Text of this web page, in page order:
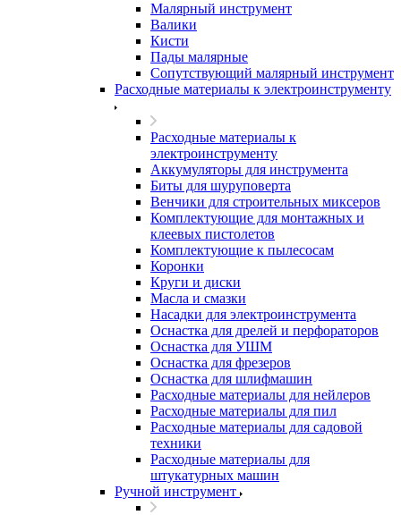
Малярный инструмент
Валики
Кисти
Пады малярные
Сопутствующий малярный инструмент
Расходные материалы к электроинструменту
Расходные материалы к
электроинструменту
Аккумуляторы для инструмента
Биты для шуруповерта
Венчики для строительных миксеров
Комплектующие для монтажных и
клеевых пистолетов
Комплектующие к пылесосам
Коронки
Круги и диски
Масла и смазки
Насадки для электроинструмента
Оснастка для дрелей и перфораторов
Оснастка для УШМ
Оснастка для фрезеров
Оснастка для шлифмашин
Расходные материалы для нейлеров
Расходные материалы для пил
Расходные материалы для садовой
техники
Расходные материалы для
штукатурных машин
Ручной инструмент